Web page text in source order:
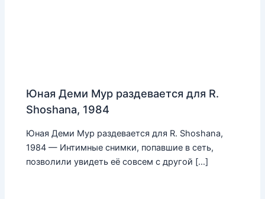
Юная Деми Мур раздевается для R.
Shoshana, 1984
Юная Деми Мур раздевается для R. Shoshana,
1984 — Интимные снимки, попавшие в сеть,
позволили увидеть её совсем с другой […]